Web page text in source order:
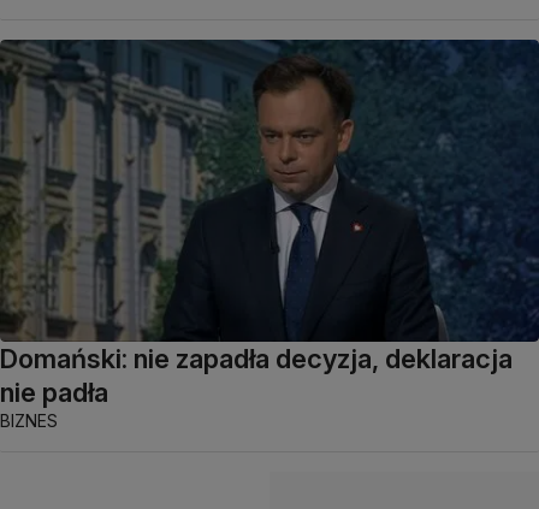
Domański: nie zapadła decyzja, deklaracja
nie padła
BIZNES